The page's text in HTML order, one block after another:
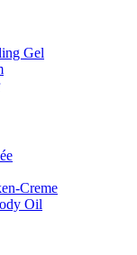
Gel
Creme
Oil